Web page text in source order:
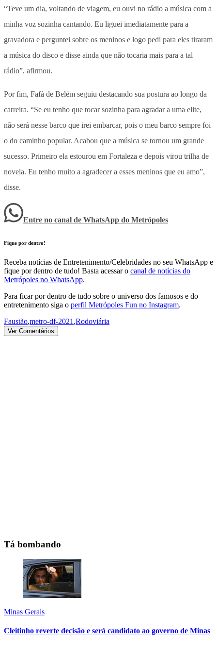
“Teve um dia, voltando de viagem, eu ouvi no rádio a música com a
minha voz sozinha cantando. Eu liguei imediatamente para a
gravadora e perguntei sobre os meninos e logo pedi para eles tiraram
a música do disco e disse ainda que não tocaria mais para a tal
rádio”, afirmou.
Por fim, Fafá de Belém seguiu destacando sua postura ao longo da
carreira. “Se eu tenho que tocar sozinha para agradar a uma elite,
não será nesse barco que irei embarcar, pois o meu barco sempre foi
o do caminho popular. Acabou que a música se tornou um grande
sucesso. Primeiro ela estourou em Fortaleza e depois virou trilha de
novela. Eu tenho muito a agradecer a esses meninos que eu amo”,
disse.
Entre no canal de WhatsApp do Metrópoles
Fique por dentro!
Receba notícias de Entretenimento/Celebridades no seu WhatsApp e
fique por dentro de tudo! Basta acessar o canal de notícias do
Metrópoles no WhatsApp.
Para ficar por dentro de tudo sobre o universo dos famosos e do
entretenimento siga o perfil Metrópoles Fun no Instagram.
Faustão,metro-df-2021 ,Rodoviária
Ver Comentários
Tá bombando
Minas Gerais
Cleitinho reverte decisão e será candidato ao governo de Minas